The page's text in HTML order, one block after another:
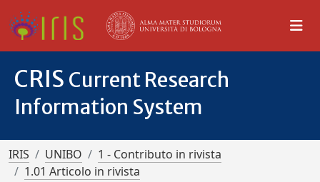
CRIS Current Research
Information System
IRIS UNIBO
1 - Contributo in rivista
1.01 Articolo in rivista